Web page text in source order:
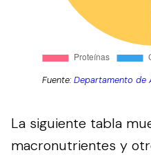
Fuente:Departamento de
La siguiente tabla
macronutrientes y